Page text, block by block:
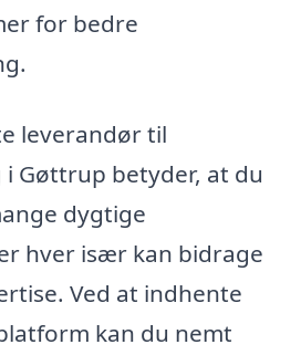
for bedre
leverandør til
Gøttrup betyder, at du
dygtige
hver især kan bidrage
Ved at indhente
kan du nemt